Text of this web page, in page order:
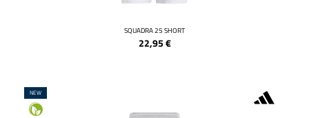
SQUADRA 25 SHORT
22,95€
NEW